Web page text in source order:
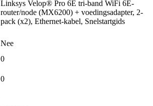
Linksys Velop® Pro 6E tri-band WiFi 6E-
router/node (MX6200) + voedingsadapter, 2-
pack (x2), Ethernet-kabel, Snelstartgids
Nee
0
0